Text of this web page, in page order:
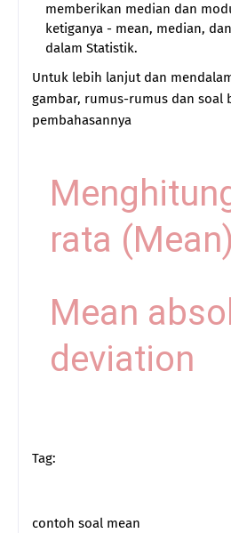
memberikan median dan
ketiganya - mean, median,
dalam Statistik.
Untuk lebih lanjut dan
gambar, rumus-rumus dan soal
pembahasannya
rata (Mean)
Mean
deviation
Tag:
contoh soal mean